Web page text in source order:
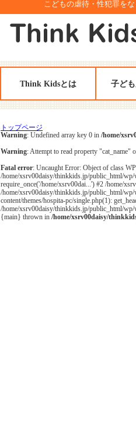
こどもの虐待・性犯罪を
Think Kidsとは 子ど
トップページ
Warning: Undefined array key 0 in /home/
Warning: Attempt to read property "cat_name"
Fatal error: Uncaught Error: Object of class
/home/xsrv00daisy/thinkkids.jp/public_html/wp/
require_once('/home/xsrv00dai...') #2 /home/
/home/xsrv00daisy/thinkkids.jp/public_html/
content/themes/hospita-pc/single.php(1):
/home/xsrv00daisy/thinkkids.jp/public_html/
{main} thrown in /home/xsrv00daisy/